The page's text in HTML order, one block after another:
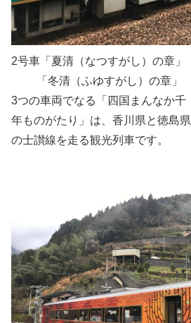
2号車「夏清（なつすがし）の章」
「冬清（ふゆすがし）の章」
3つの車両でなる「四国まんなか千
年ものがたり」は、香川県と徳島県
の士讃線を走る観光列車です。